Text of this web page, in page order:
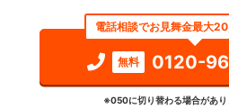
検索する
詳細条件で絞
電話相談でお見舞金最大
無料 0120-
※050に切り替わる場合があり